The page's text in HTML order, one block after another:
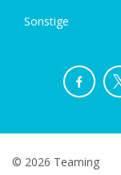
Sonstige
© 2026 Teaming